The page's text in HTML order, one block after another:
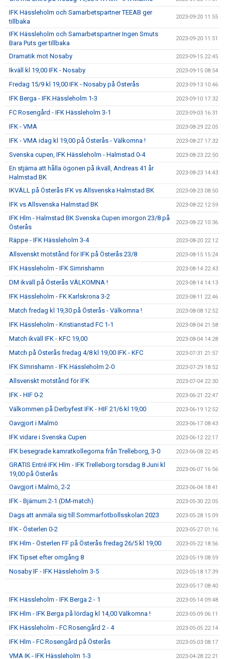
IFK Hässleholm och Samarbetspartner TEEAB ger
tillbaka
2023-09-20 11:55
IFK Hässleholm och Samarbetspartner Ingen Smuts
Bara Puts ger tillbaka
2023-09-20 11:51
Dramatik mot Nosaby 2023-09-15 22:45
Ikväll kl 19,00 IFK - Nosaby 2023-09-15 08:54
Fredag 15/9 kl 19,00 IFK - Nosaby på Österås 2023-09-13 10:46
IFK Berga - IFK Hässleholm 1-3 2023-09-10 17:32
FC Rosengård - IFK Hässleholm 3-1 2023-09-03 16:31
IFK - VMA 2023-08-29 22:05
IFK - VMA idag kl 19,00 på Österås - Välkomna ! 2023-08-27 17:32
Svenska cupen, IFK Hässleholm - Halmstad 0-4 2023-08-23 22:50
En stjärna att hålla ögonen på ikväll, Andreas 41 år
Halmstad BK
2023-08-23 14:43
IKVÄLL på Österås IFK vs Allsvenska Halmstad BK 2023-08-23 08:50
IFK vs Allsvenska Halmstad BK 2023-08-22 12:59
IFK Hlm - Halmstad BK Svenska Cupen imorgon 23/8 på
Österås
2023-08-22 10:36
Räppe - IFK Hässleholm 3-4 2023-08-20 22:12
Allsvenskt motstånd för IFK på Österås 23/8 2023-08-15 15:24
IFK Hässleholm - IFK Simrishamn 2023-08-14 22:43
DM ikväll på Österås VÄLKOMNA ! 2023-08-14 14:13
IFK Hässleholm - FK Karlskrona 3-2 2023-08-11 22:46
Match fredag kl 19,30 på Österås - Välkomna ! 2023-08-08 12:52
IFK Hässleholm - Kristianstad FC 1-1 2023-08-04 21:58
Match ikväll IFK - KFC 19,00 2023-08-04 14:28
Match på Österås fredag 4/8 kl 19,00 IFK - KFC 2023-07-31 21:57
IFK Simrishamn - IFK Hässleholm 2-0 2023-07-29 18:52
Allsvenskt motstånd för IFK 2023-07-04 22:30
IFK - HIF 0-2 2023-06-21 22:47
Välkommen på Derbyfest IFK - HIF 21/6 kl 19,00 2023-06-19 12:52
Oavgjort i Malmö 2023-06-17 08:43
IFK vidare i Svenska Cupen 2023-06-12 22:17
IFK besegrade kamratkollegorna från Trelleborg, 3-0 2023-06-08 22:45
GRATIS Entré IFK Hlm - IFK Trelleborg torsdag 8 Juni kl
19,00 på Österås
2023-06-07 16:56
Oavgjort i Malmö, 2-2 2023-06-04 18:41
IFK - Bjärnum 2-1 (DM-match) 2023-05-30 22:05
Dags att anmäla sig till Sommarfotbollsskolan 2023 2023-05-28 15:09
IFK - Österlen 0-2 2023-05-27 01:16
IFK Hlm - Österlen FF på Österås fredag 26/5 kl 19,00 2023-05-22 18:56
IFK Tipset efter omgång 8 2023-05-19 08:59
Nosaby IF - IFK Hässleholm 3-5 2023-05-18 17:39
2023-05-17 08:40
IFK Hässleholm - IFK Berga 2 - 1 2023-05-14 09:48
IFK Hlm - IFK Berga på lördag kl 14,00 Välkomna ! 2023-05-09 06:11
IFK Hässleholm - FC Rosengård 2 - 4 2023-05-05 22:14
IFK Hlm - FC Rosengård på Österås 2023-05-03 08:17
VMA IK - IFK Hässleholm 1-3 2023-04-28 22:21